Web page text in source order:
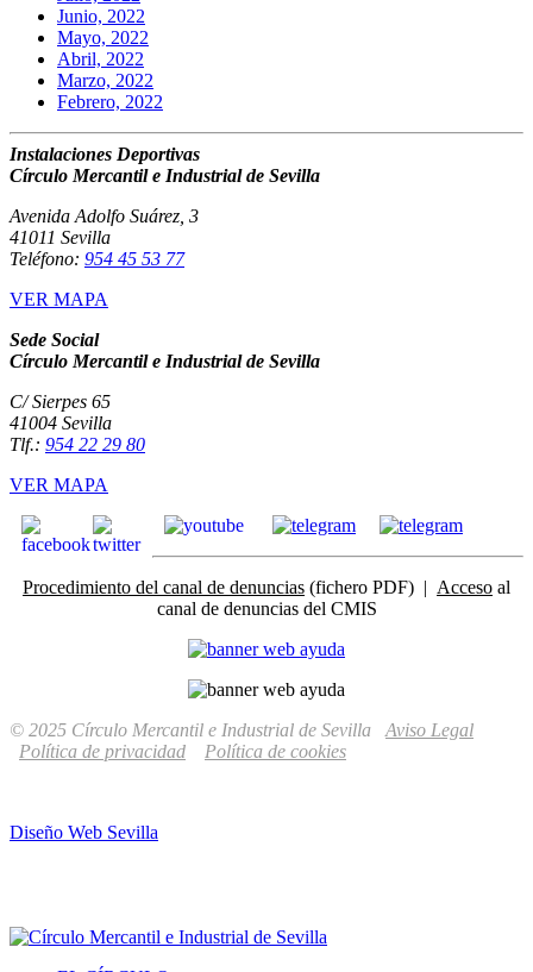
Junio, 2022
Mayo, 2022
Abril, 2022
Marzo, 2022
Febrero, 2022
Instalaciones Deportivas
Círculo Mercantil e Industrial de Sevilla
Avenida Adolfo Suárez, 3
41011 Sevilla
Teléfono: 954 45 53 77
VER MAPA
Sede Social
Círculo Mercantil e Industrial de Sevilla
C/ Sierpes 65
41004 Sevilla
Tlf.: 954 22 29 80
VER MAPA
Procedimiento del canal de denuncias (fichero PDF) | Acceso al
canal de denuncias del CMIS
© 2025 Círculo Mercantil e Industrial de Sevilla Aviso Legal
Política de privacidad
Política de cookies
Diseño Web Sevilla